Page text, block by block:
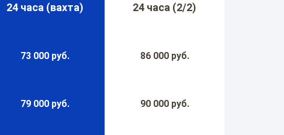
24 часа (вахта) 24 часа (2/2)
73 000 руб. 86 000 руб.
79 000 руб. 90 000 руб.